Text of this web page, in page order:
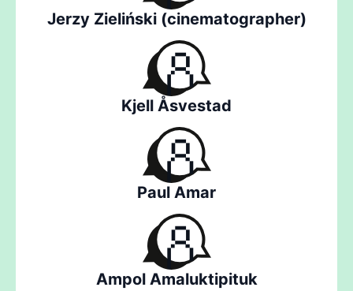
Jerzy Zieliński (cinematographer)
Kjell Åsvestad
Paul Amar
Ampol Amaluktipituk